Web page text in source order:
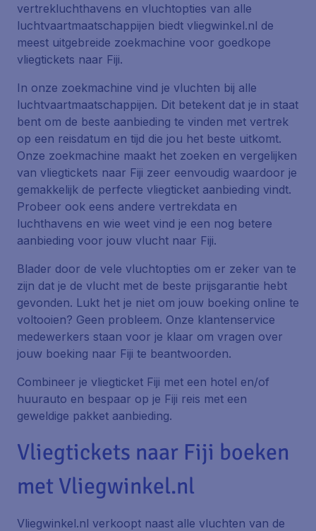
vertrekluchthavens en vluchtopties van alle
luchtvaartmaatschappijen biedt vliegwinkel.nl de
meest uitgebreide zoekmachine voor goedkope
vliegtickets naar Fiji.
In onze zoekmachine vind je vluchten bij alle
luchtvaartmaatschappijen. Dit betekent dat je in staat
bent om de beste aanbieding te vinden met vertrek
op een reisdatum en tijd die jou het beste uitkomt.
Onze zoekmachine maakt het zoeken en vergelijken
van vliegtickets naar Fiji zeer eenvoudig waardoor je
gemakkelijk de perfecte vliegticket aanbieding vindt.
Probeer ook eens andere vertrekdata en
luchthavens en wie weet vind je een nog betere
aanbieding voor jouw vlucht naar Fiji.
Blader door de vele vluchtopties om er zeker van te
zijn dat je de vlucht met de beste prijsgarantie hebt
gevonden. Lukt het je niet om jouw boeking online te
voltooien? Geen probleem. Onze klantenservice
medewerkers staan voor je klaar om vragen over
jouw boeking naar Fiji te beantwoorden.
Combineer je vliegticket Fiji met een hotel en/of
huurauto en bespaar op je Fiji reis met een
geweldige pakket aanbieding.
Vliegtickets naar Fiji boeken
met Vliegwinkel.nl
Vliegwinkel.nl verkoopt naast alle vluchten van de